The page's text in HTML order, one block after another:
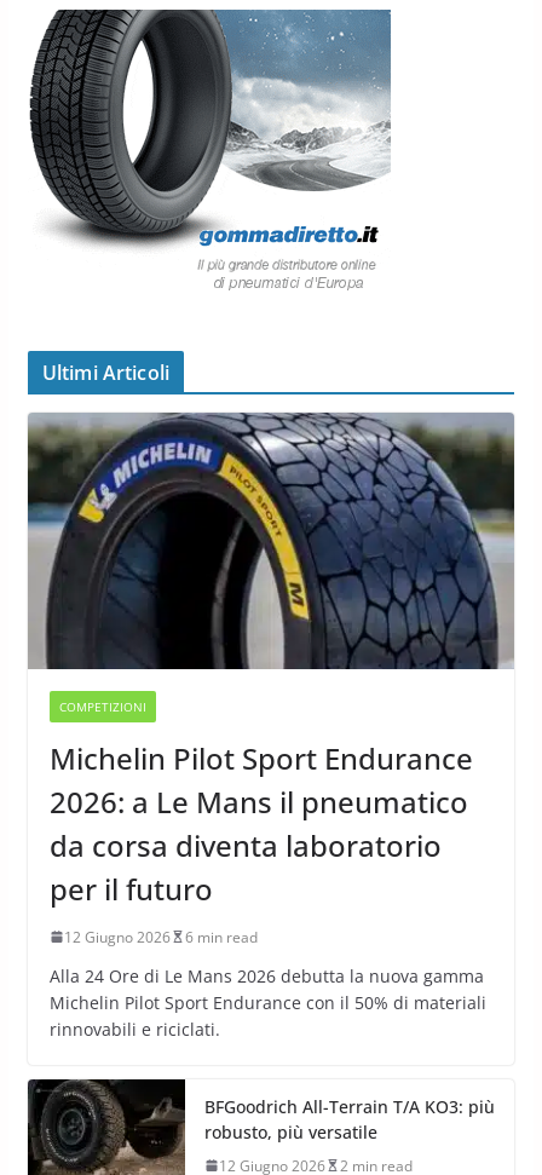
Ultimi Articoli
COMPETIZIONI
Michelin Pilot Sport Endurance
2026: a Le Mans il pneumatico
da corsa diventa laboratorio
per il futuro
12 Giugno 2026 6 min read
Alla 24 Ore di Le Mans 2026 debutta la nuova gamma
Michelin Pilot Sport Endurance con il 50% di materiali
rinnovabili e riciclati.
BFGoodrich All-Terrain T/A KO3: più
robusto, più versatile
12 Giugno 2026 2 min read